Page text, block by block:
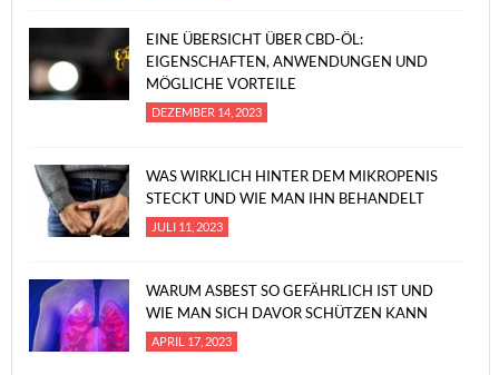
EINE ÜBERSICHT ÜBER CBD-ÖL:
EIGENSCHAFTEN, ANWENDUNGEN UND
MÖGLICHE VORTEILE
DEZEMBER 14, 2023
WAS WIRKLICH HINTER DEM MIKROPENIS
STECKT UND WIE MAN IHN BEHANDELT
JULI 11, 2023
WARUM ASBEST SO GEFÄHRLICH IST UND
WIE MAN SICH DAVOR SCHÜTZEN KANN
APRIL 17, 2023